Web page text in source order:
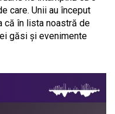
care. Unii au început
că în lista noastră de
găsi și evenimente